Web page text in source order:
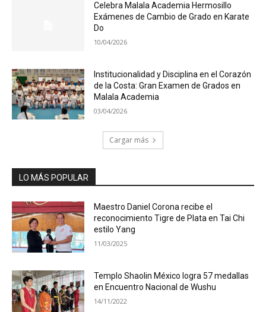
Celebra Malala Academia Hermosillo
Exámenes de Cambio de Grado en Karate
Do
10/04/2026
Institucionalidad y Disciplina en el Corazón
de la Costa: Gran Examen de Grados en
Malala Academia
03/04/2026
Cargar más
LO MÁS POPULAR
Maestro Daniel Corona recibe el
reconocimiento Tigre de Plata en Tai Chi
estilo Yang
11/03/2025
Templo Shaolin México logra 57 medallas
en Encuentro Nacional de Wushu
14/11/2022